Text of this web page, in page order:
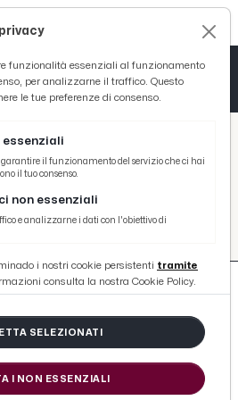
/ Picenotime
italiano-velocita-montagna
ITALIANO-
MONTAGNA
ARTICOLI
funzionalità essenziali al funzionamento
per analizzarne il traffico. Questo
le tue preferenze di consenso.
essenziali
garantire il funzionamento del servizio che ci hai
il tuo consenso.
non essenziali
e analizzarne i dati con l'obiettivo di
i nostri cookie persistenti tramite
consulta la nostra Cookie Policy.
SELEZIONATI
I NON ESSENZIALI